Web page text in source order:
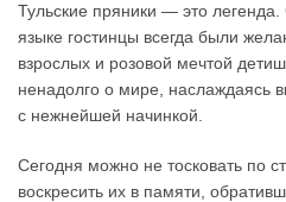
Тульские пряники — это
языке гостинцы всегда были
взрослых и розовой мечтой
ненадолго о мире, наслаждаясь
с нежнейшей начинкой.
Сегодня можно не тосковать по
воскресить их в памяти,